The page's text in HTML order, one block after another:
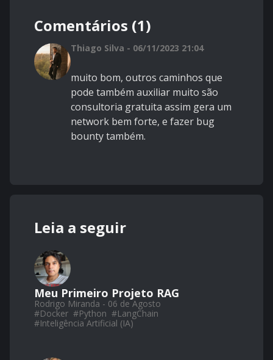
Comentários (1)
Thiago Silva - 06/11/2023 21:04
muito bom, outros caminhos que
pode também auxiliar muito são
consultoria gratuita assim gera um
network bem forte, e fazer bug
bounty também.
Leia a seguir
Meu Primeiro Projeto RAG
Rodrigo Miranda - 06 de Agosto
#Docker #Python #LangChain
#Inteligência Artificial (IA)